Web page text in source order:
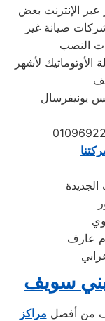
عبر الإنترنت بعض
صيانة غير
لأشهر
يونيفرسال
عارف
سويف
من أفضل مراكز